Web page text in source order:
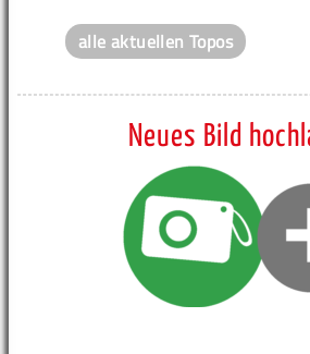
alle aktuellen Topos
Neues Bild